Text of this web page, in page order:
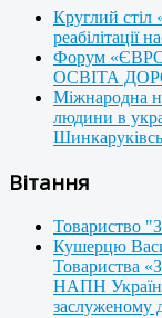
Круглий стіл
реабілітації
Форум
ОСВІТА
Міжнародна
людини в
Вітання
Кушерцю
Товариства
НАПН
заслуженому